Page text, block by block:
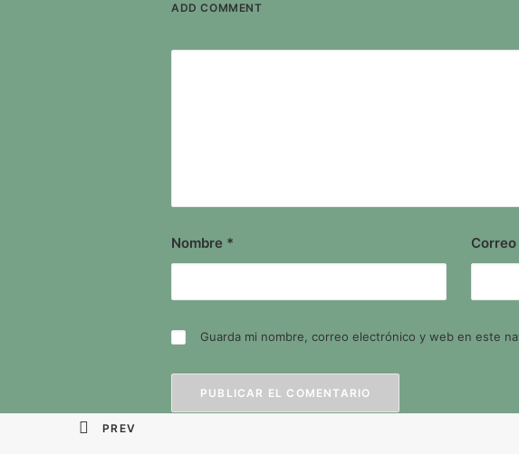
ADD COMMENT
Nombre *
Guarda mi nombre, correo electrónico y web en este
PREV